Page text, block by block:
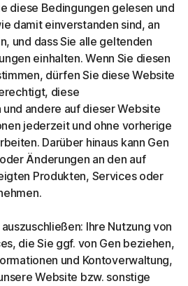
diese Bedingungen gelesen und
damit einverstanden sind, an
und dass Sie alle geltenden
einhalten. Wenn Sie diesen
dürfen Sie diese Website
diese
andere auf dieser Website
jederzeit und ohne vorherige
Darüber hinaus kann Gen
Änderungen an den auf
Produkten, Services oder
Ihre Nutzung von
die Sie ggf. von Gen beziehen,
und Kontoverwaltung,
Website bzw. sonstige